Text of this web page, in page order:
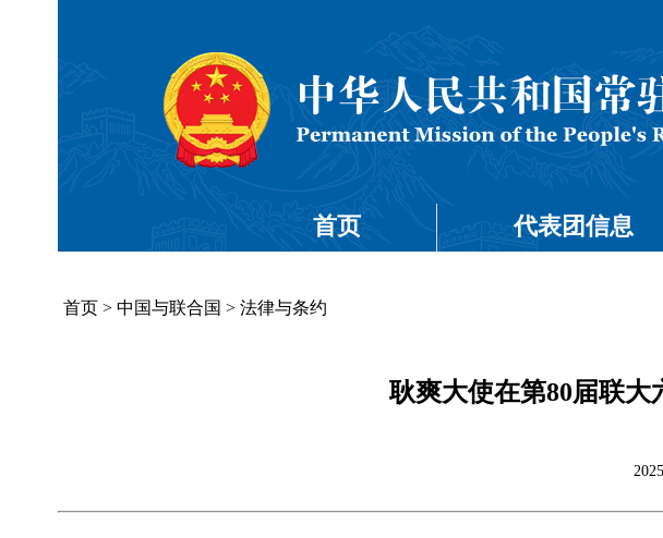
首页 代表团信息
首页 > 中国与联合国 > 法律与条约
耿爽大使在第80届联大